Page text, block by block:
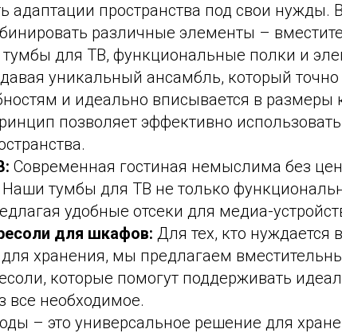
адаптации пространства под свои нужды.
различные элементы –
для ТВ, функциональные полки и
уникальный ансамбль, который точно
и идеально вписывается в размеры
позволяет эффективно
Современная гостиная немыслима без
Наши тумбы для ТВ не только
удобные отсеки для медиа-
для шкафов: Для тех, кто
для хранения, мы предлагаем
которые помогут поддерживать
все необходимое.
– это универсальное решение для